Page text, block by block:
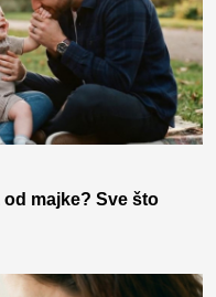
majke? Sve što